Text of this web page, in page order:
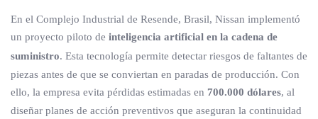
En el Complejo Industrial de Resende, Brasil, Nissan implementó
un proyecto piloto de inteligencia artificial en la cadena de
suministro. Esta tecnología permite detectar riesgos de faltantes de
piezas antes de que se conviertan en paradas de producción. Con
ello, la empresa evita pérdidas estimadas en 700.000 dólares, al
diseñar planes de acción preventivos que aseguran la continuidad